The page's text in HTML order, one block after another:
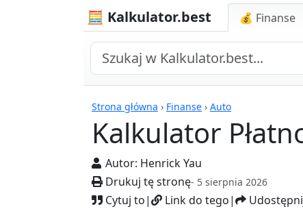
🧮 Kalkulator.best 💰 Finanse
Strona główna › Finanse › Auto
Kalkulator
Autor: Henrick Yau
Drukuj tę stronę- 5 sierpnia 2026
Cytuj to| Link do tego|
Kalkulatory